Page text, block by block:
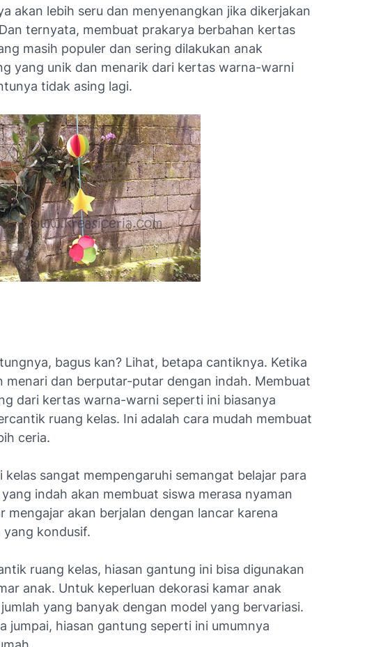
akan lebih seru dan menyenangkan jika dikerjakan
ternyata, membuat prakarya berbahan kertas
masih populer dan sering dilakukan anak
yang unik dan menarik dari kertas warna-warni
tidak asing lagi.
bagus kan? Lihat, betapa cantiknya. Ketika
menari dan berputar-putar dengan indah. Membuat
dari kertas warna-warni seperti ini biasanya
ruang kelas. Ini adalah cara mudah membuat
ceria.
kelas sangat mempengaruhi semangat belajar para
indah akan membuat siswa merasa nyaman
mengajar akan berjalan dengan lancar karena
yang kondusif.
ruang kelas, hiasan gantung ini bisa digunakan
anak. Untuk keperluan dekorasi kamar anak
yang banyak dengan model yang bervariasi.
jumpai, hiasan gantung seperti ini umumnya